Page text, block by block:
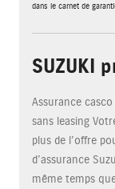
dans le carnet de
SUZUKI
Assurance
sans leasing
plus de l’offre
d’assurance
même temps